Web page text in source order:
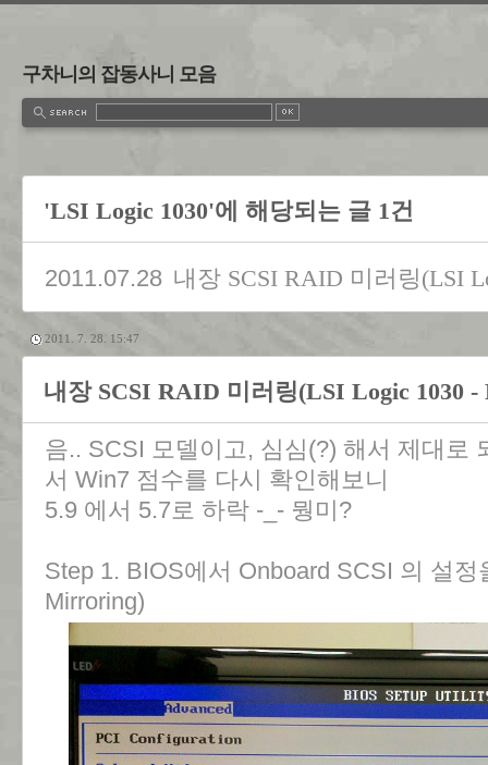
구차니의 잡동사니 모음
'LSI Logic 1030'에 해당되는 글 1건
2011.07.28 내장 SCSI RAID 미러링(LSI
2011. 7. 28. 15:47
내장 SCSI RAID 미러링(LSI Logic 1030 -
음.. SCSI 모델이고, 심심(?) 해서 제대로
서 Win7 점수를 다시 확인해보니
5.9 에서 5.7로 하락 -_- 뭥미?
Step 1. BIOS에서 Onboard SCSI 의 설
Mirroring)